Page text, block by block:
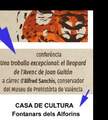
NOU
-200
AL
PAÍS
VALENCIÀ.
NOU
ARTICLE
EN
LA
REVISTA
LAPIAZ